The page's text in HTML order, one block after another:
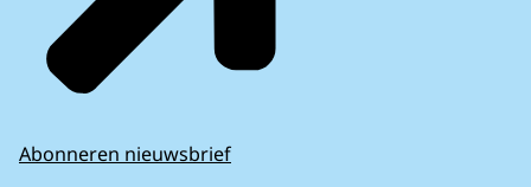
Abonneren nieuwsbrief